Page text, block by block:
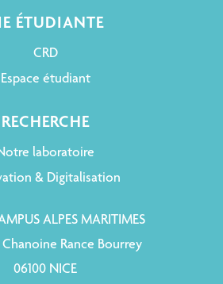
ÉTUDIANTE
CRD
Espace étudiant
RECHERCHE
laboratoire
& Digitalisation
ALPES MARITIMES
Rance Bourrey
06100 NICE